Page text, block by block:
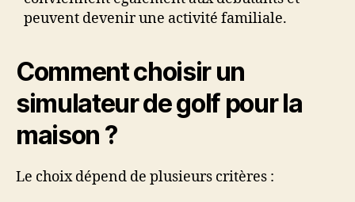
peuvent devenir une activité familiale.
Comment choisir un
simulateur de golf pour la
maison ?
Le choix dépend de plusieurs critères :